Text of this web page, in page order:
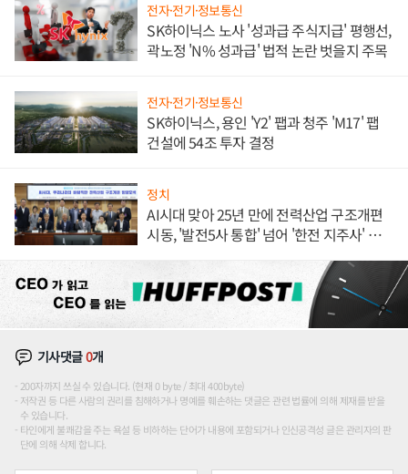
전자·전기·정보통신
SK하이닉스 노사 '성과급 주식지급' 평행선,
곽노정 'N% 성과급' 법적 논란 벗을지 주목
전자·전기·정보통신
SK하이닉스, 용인 'Y2' 팹과 청주 'M17' 팹
건설에 54조 투자 결정
정치
AI시대 맞아 25년 만에 전력산업 구조개편
시동, '발전5사 통합' 넘어 '한전 지주사' 재편
기사댓글0개
200자까지 쓰실 수 있습니다. (현재 0 byte / 최대 400byte)
저작권 등 다른 사람의 권리를 침해하거나 명예를 훼손하는 댓글은 관련 법률에 의해 제재를 받을
수 있습니다.
타인에게 불쾌감을 주는 욕설 등 비하하는 단어가 내용에 포함되거나 인신공격성 글은 관리자의 판
단에 의해 삭제 합니다.